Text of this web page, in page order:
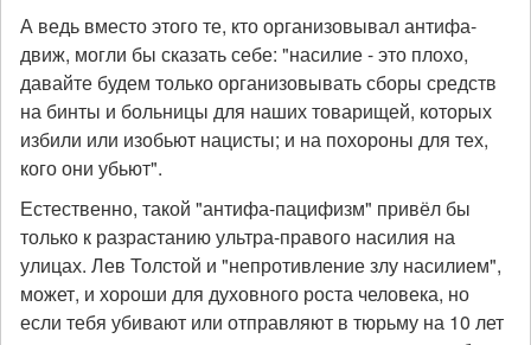
А ведь вместо этого те, кто организовывал антифа-
движ, могли бы сказать себе: "насилие - это плохо,
давайте будем только организовывать сборы средств
на бинты и больницы для наших товарищей, которых
избили или изобьют нацисты; и на похороны для тех,
кого они убьют".
Естественно, такой "антифа-пацифизм" привёл бы
только к разрастанию ультра-правого насилия на
улицах. Лев Толстой и "непротивление злу насилием",
может, и хороши для духовного роста человека, но
если тебя убивают или отправляют в тюрьму на 10 лет